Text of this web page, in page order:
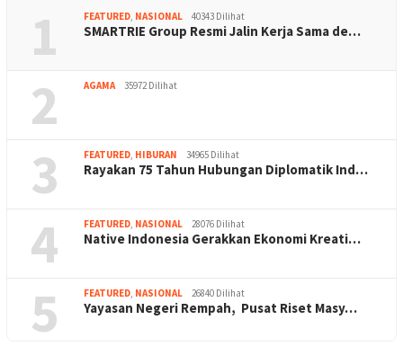
1 FEATURED, NASIONAL 40343 Dilihat
SMARTRIE Group Resmi Jalin Kerja Sama de…
2 AGAMA 35972 Dilihat
3 FEATURED, HIBURAN 34965 Dilihat
Rayakan 75 Tahun Hubungan Diplomatik Ind…
4 FEATURED, NASIONAL 28076 Dilihat
Native Indonesia Gerakkan Ekonomi Kreati…
5 FEATURED, NASIONAL 26840 Dilihat
Yayasan Negeri Rempah, Pusat Riset Masy…